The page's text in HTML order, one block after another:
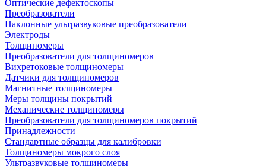
Оптические дефектоскопы
Преобразователи
Наклонные ультразвуковые преобразователи
Электроды
Толщиномеры
Преобразователи для толщиномеров
Вихретоковые толщиномеры
Датчики для толщиномеров
Магнитные толщиномеры
Меры толщины покрытий
Механические толщиномеры
Преобразователи для толщиномеров покрытий
Принадлежности
Стандартные образцы для калибровки
Толщиномеры мокрого слоя
Ультразвуковые толщиномеры